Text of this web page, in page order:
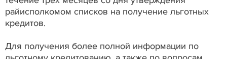
райисполкомом списков на получение льготных
кредитов.
Для получения более полной информации по